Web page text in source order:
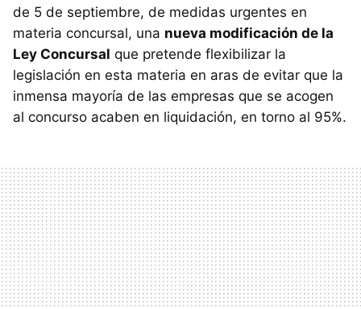
de 5 de septiembre, de medidas urgentes en
materia concursal, una nueva modificación de la
Ley Concursal que pretende flexibilizar la
legislación en esta materia en aras de evitar que la
inmensa mayoría de las empresas que se acogen
al concurso acaben en liquidación, en torno al 95%.